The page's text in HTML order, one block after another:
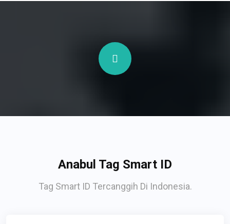
Anabul Tag Smart ID
Tag Smart ID Tercanggih Di Indonesia.